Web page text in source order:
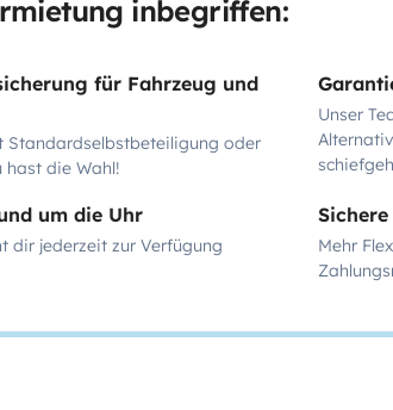
inbegriffen:
für Fahrzeug und
Standardselbstbeteiligung oder
hast die Wahl!
Unser
um die Uhr
dir jederzeit zur Verfügung
Mehr